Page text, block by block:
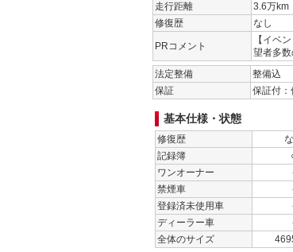
走行距離
3.6万km
修復歴
なし
PRコメント
【イベ
望者多
法定整備
整備込
保証
保証付：
基本仕様・状態
修復歴
記録簿
ワンオーナー
禁煙車
登録済未使用車
ディーラー車
全体のサイズ